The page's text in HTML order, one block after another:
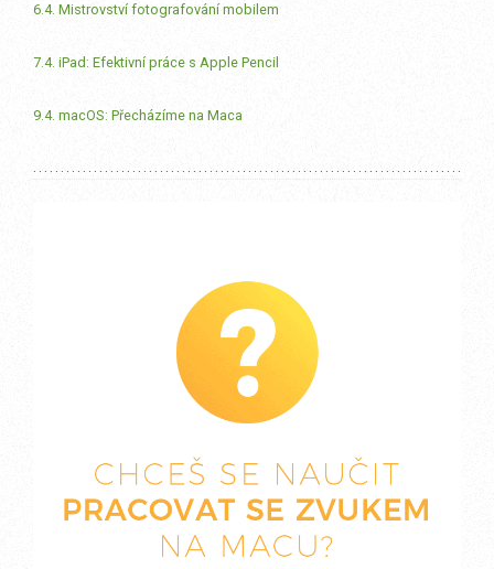
6.4. Mistrovství fotografování mobilem
7.4. iPad: Efektivní práce s Apple Pencil
9.4. macOS: Přecházíme na Maca